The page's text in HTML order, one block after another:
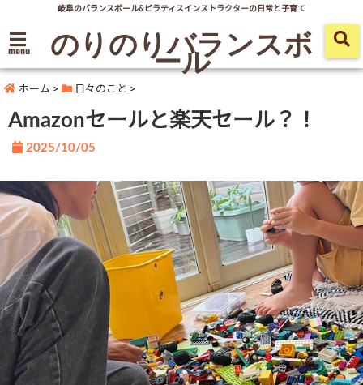
岐阜のバランスボール&ピラティスインストラクターの日常と子育て
menu のりのりバランスボ
ール
ホーム > 日々のこと >
Amazonセールと楽天セール？！
2025/10/05